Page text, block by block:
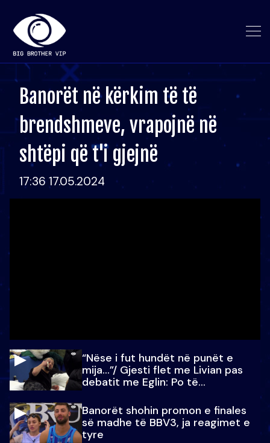
Banorët në kërkim të të
brendshmeve, vrapojnë në
shtëpi që t'i gjejnë
17:36 17.05.2024
“Nëse i fut hundët në punët e
mija…”/ Gjesti flet me Livian pas
debatit me Eglin: Po të
Banorët shohin promon e finales
së madhe të BBV3, ja reagimet e
tyre